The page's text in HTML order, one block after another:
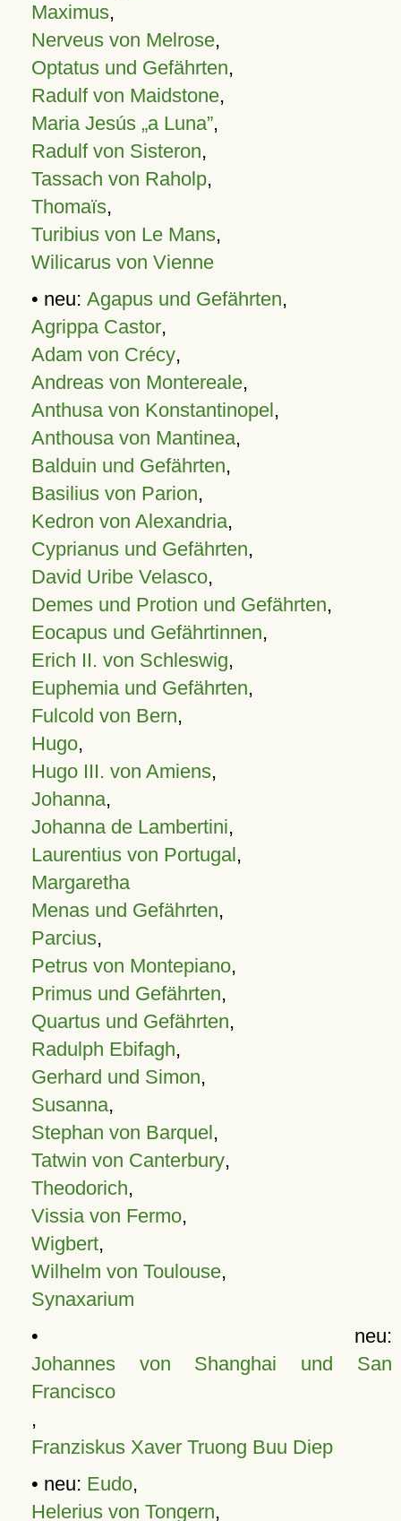
Maximus,
Nerveus von Melrose,
Optatus und Gefährten,
Radulf von Maidstone,
Maria Jesús „a Luna”,
Radulf von Sisteron,
Tassach von Raholp,
Thomaïs,
Turibius von Le Mans,
Wilicarus von Vienne
• neu: Agapus und Gefährten,
Agrippa Castor,
Adam von Crécy,
Andreas von Montereale,
Anthusa von Konstantinopel,
Anthousa von Mantinea,
Balduin und Gefährten,
Basilius von Parion,
Kedron von Alexandria,
Cyprianus und Gefährten,
David Uribe Velasco,
Demes und Protion und Gefährten,
Eocapus und Gefährtinnen,
Erich II. von Schleswig,
Euphemia und Gefährten,
Fulcold von Bern,
Hugo,
Hugo III. von Amiens,
Johanna,
Johanna de Lambertini,
Laurentius von Portugal,
Margaretha
Menas und Gefährten,
Parcius,
Petrus von Montepiano,
Primus und Gefährten,
Quartus und Gefährten,
Radulph Ebifagh,
Gerhard und Simon,
Susanna,
Stephan von Barquel,
Tatwin von Canterbury,
Theodorich,
Vissia von Fermo,
Wigbert,
Wilhelm von Toulouse,
Synaxarium
• neu:
Johannes von Shanghai und San
Francisco
,
Franziskus Xaver Truong Buu Diep
• neu: Eudo,
Helerius von Tongern,